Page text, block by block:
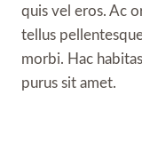
quis vel eros. Ac
tellus
morbi. Hac
purus sit amet.